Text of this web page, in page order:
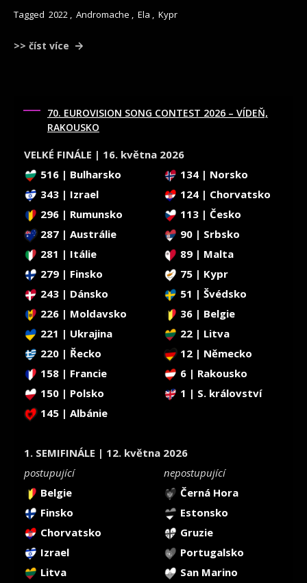
Tagged 2022 , Andromache , Ela , Kypr
>> číst více
70. EUROVISION SONG CONTEST 2026 – VÍDEŇ,
RAKOUSKO
VELKÉ FINÁLE | 16. května 2026
516 | Bulharsko
134 | Norsko
343 | Izrael
124 | Chorvatsko
296 | Rumunsko
113 | Česko
287 | Austrálie
90 | Srbsko
281 | Itálie
89 | Malta
279 | Finsko
75 | Kypr
243 | Dánsko
51 | Švédsko
226 | Moldavsko
36 | Belgie
221 | Ukrajina
22 | Litva
220 | Řecko
12 | Německo
158 | Francie
6 | Rakousko
150 | Polsko
1 | S. království
145 | Albánie
1. SEMIFINÁLE | 12. května 2026
postupující
nepostupující
Belgie
Černá Hora
Finsko
Estonsko
Chorvatsko
Gruzie
Izrael
Portugalsko
Litva
San Marino